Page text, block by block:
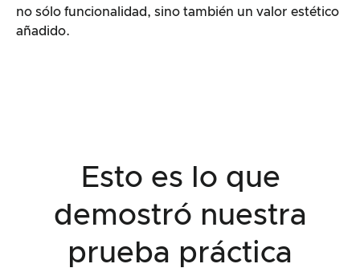
no sólo funcionalidad, sino también un valor estético
añadido.
Esto es lo que
demostró nuestra
prueba práctica